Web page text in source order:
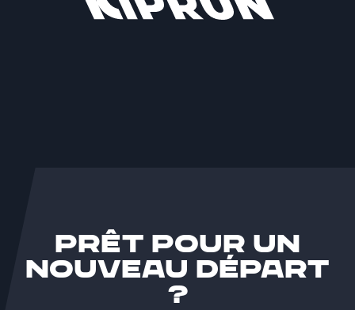
Prêt pour un
nouveau départ
?